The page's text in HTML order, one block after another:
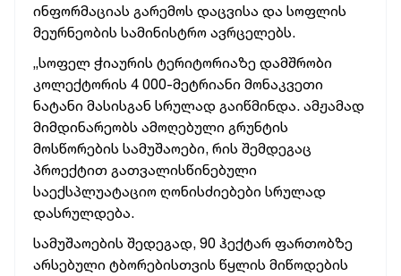
ინფორმაციას გარემოს დაცვისა და სოფლის
მეურნეობის სამინისტრო ავრცელებს.
„სოფელ ჭიაურის ტერიტორიაზე დამშრობი
კოლექტორის 4 000-მეტრიანი მონაკვეთი
ნატანი მასისგან სრულად გაიწმინდა. ამჟამად
მიმდინარეობს ამოღებული გრუნტის
მოსწორების სამუშაოები, რის შემდეგაც
პროექტით გათვალისწინებული
საექსპლუატაციო ღონისძიებები სრულად
დასრულდება.
სამუშაოების შედეგად, 90 ჰექტარ ფართობზე
არსებული ტბორებისთვის წყლის მიწოდების